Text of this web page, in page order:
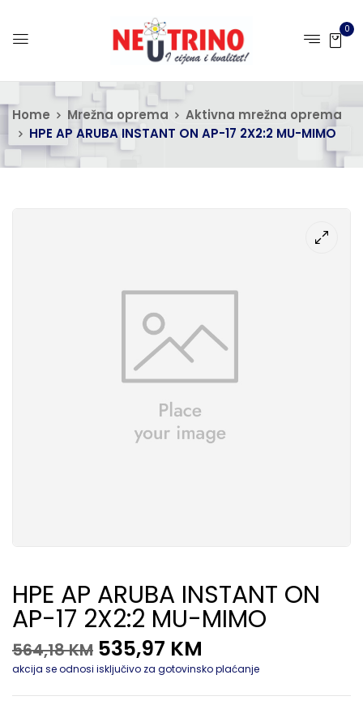
0
Home Mrežna oprema
Aktivna mrežna oprema
HPE AP ARUBA INSTANT ON AP-17 2X2:2 MU-MIMO
HPE AP ARUBA INSTANT ON
AP-17 2X2:2 MU-MIMO
564,18KM 535,97 KM
akcija se odnosi isključivo za gotovinsko plaćanje